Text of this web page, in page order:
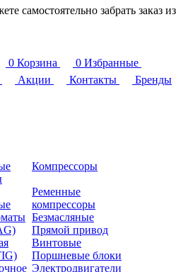
самостоятельно забрать заказ из
0 Корзина 0 Избранные
Акции Контакты
Бренды
Компрессоры
Ременные
компрессоры
Безмасляные
Прямой привод
Винтовые
Поршневые блоки
Электродвигатели